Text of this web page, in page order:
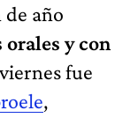
año
y con
fue
,